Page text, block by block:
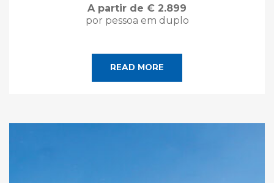
A partir de € 2.899
por pessoa em duplo
READ MORE